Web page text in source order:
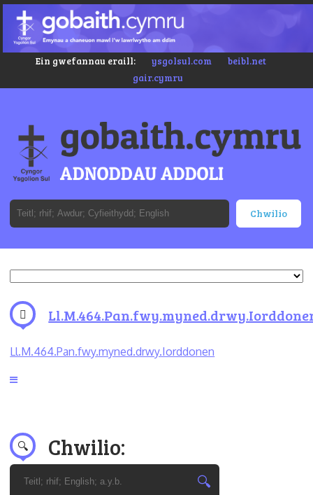
Ein gwefannau eraill: ysgolsul.com
beibl.net
gair.cymru
Ll.M.464.Pan.fwy.myned.drwy.Iorddonen
Chwilio: